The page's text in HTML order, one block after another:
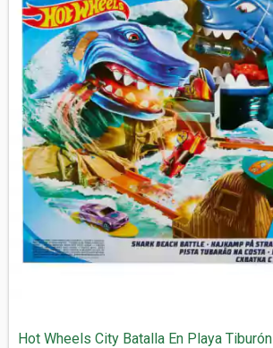
Hot Wheels City Batalla En Playa Tiburón